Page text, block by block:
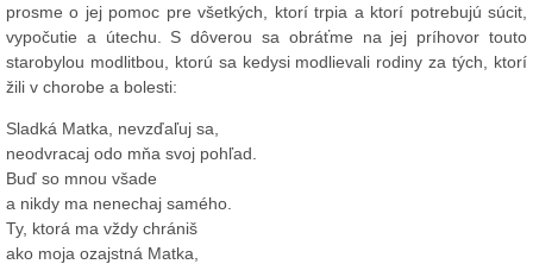
prosme o jej pomoc pre všetkých, ktorí trpia a ktorí potrebujú súcit,
vypočutie a útechu. S dôverou sa obráťme na jej príhovor touto
starobylou modlitbou, ktorú sa kedysi modlievali rodiny za tých, ktorí
žili v chorobe a bolesti:
Sladká Matka, nevzďaľuj sa,
neodvracaj odo mňa svoj pohľad.
Buď so mnou všade
a nikdy ma nenechaj samého.
Ty, ktorá ma vždy chrániš
ako moja ozajstná Matka,